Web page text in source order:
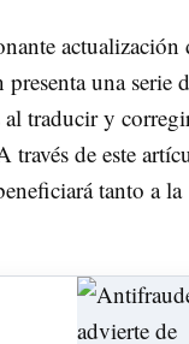
actualización
una serie
al traducir y
través de este
tanto a la